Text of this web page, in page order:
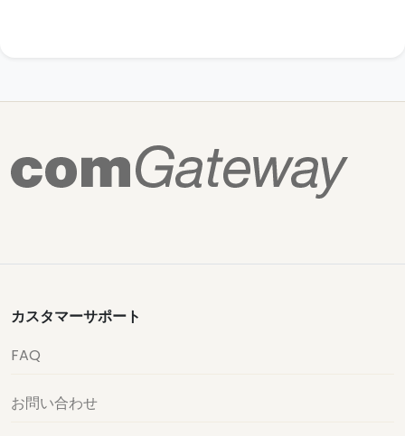
カスタマーサポート
FAQ
お問い合わせ